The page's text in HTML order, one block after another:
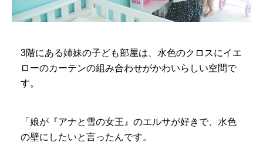
3階にある姉妹の子ども部屋は、水色のクロスにイエ
ローのカーテンの組み合わせがかわいらしい空間で
す。
「娘が『アナと雪の女王』のエルサが好きで、水色
の壁にしたいと言ったんです。